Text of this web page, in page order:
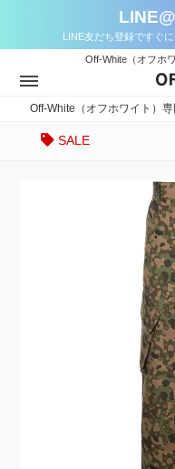
LINE友だち登録ですぐ
Off-White（オフホ
Off-White（オフホワイト）
SALE